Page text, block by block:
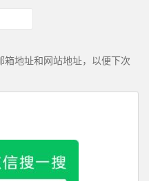
地址和网站地址，以便下次